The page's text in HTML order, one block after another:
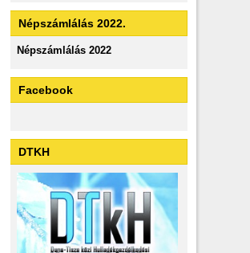
Népszámlálás 2022.
Népszámlálás 2022
Facebook
DTKH